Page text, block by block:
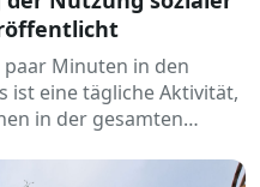
Minuten in den
ist eine tägliche Aktivität,
in der gesamten